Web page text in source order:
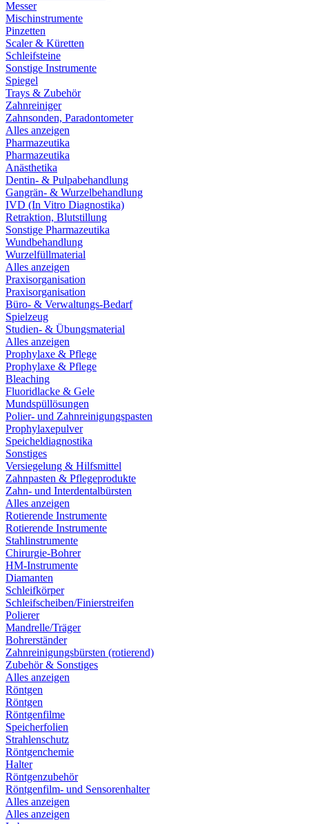
Messer
Mischinstrumente
Pinzetten
Scaler & Küretten
Schleifsteine
Sonstige Instrumente
Spiegel
Trays & Zubehör
Zahnreiniger
Zahnsonden, Paradontometer
Alles anzeigen
Pharmazeutika
Pharmazeutika
Anästhetika
Dentin- & Pulpabehandlung
Gangrän- & Wurzelbehandlung
IVD (In Vitro Diagnostika)
Retraktion, Blutstillung
Sonstige Pharmazeutika
Wundbehandlung
Wurzelfüllmaterial
Alles anzeigen
Praxisorganisation
Praxisorganisation
Büro- & Verwaltungs-Bedarf
Spielzeug
Studien- & Übungsmaterial
Alles anzeigen
Prophylaxe & Pflege
Prophylaxe & Pflege
Bleaching
Fluoridlacke & Gele
Mundspüllösungen
Polier- und Zahnreinigungspasten
Prophylaxepulver
Speicheldiagnostika
Sonstiges
Versiegelung & Hilfsmittel
Zahnpasten & Pflegeprodukte
Zahn- und Interdentalbürsten
Alles anzeigen
Rotierende Instrumente
Rotierende Instrumente
Stahlinstrumente
Chirurgie-Bohrer
HM-Instrumente
Diamanten
Schleifkörper
Schleifscheiben/Finierstreifen
Polierer
Mandrelle/Träger
Bohrerständer
Zahnreinigungsbürsten (rotierend)
Zubehör & Sonstiges
Alles anzeigen
Röntgen
Röntgen
Röntgenfilme
Speicherfolien
Strahlenschutz
Röntgenchemie
Halter
Röntgenzubehör
Röntgenfilm- und Sensorenhalter
Alles anzeigen
Alles anzeigen